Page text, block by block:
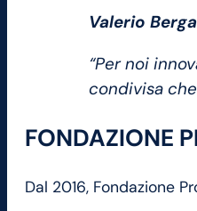
Valerio
“Per noi
condivisa
FONDAZIONE
Dal 2016, Fondazione